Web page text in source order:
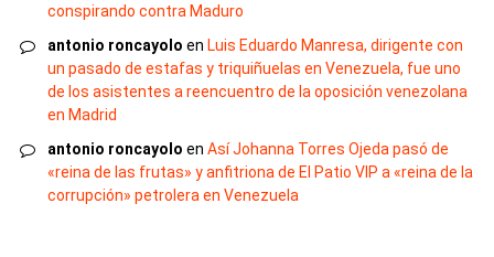
conspirando contra Maduro
antonio roncayolo en Luis Eduardo Manresa, dirigente con
un pasado de estafas y triquiñuelas en Venezuela, fue uno
de los asistentes a reencuentro de la oposición venezolana
en Madrid
antonio roncayolo en Así Johanna Torres Ojeda pasó de
«reina de las frutas» y anfitriona de El Patio VIP a «reina de la
corrupción» petrolera en Venezuela